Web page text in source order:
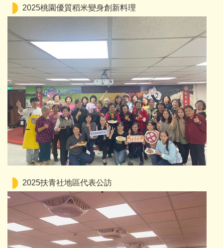
2025桃園優質稻米變身創新料理
2025扶青社地區代表公訪